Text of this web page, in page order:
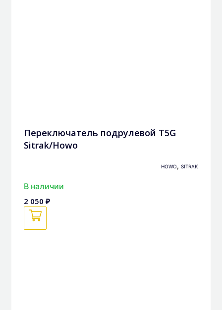
Переключатель подрулевой T5G
Sitrak/Howo
HOWO, SITRAK
В наличии
2 050 ₽